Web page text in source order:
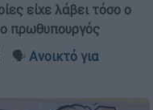
είχε λάβει τόσο ο
ο πρωθυπουργός
┋ 🗣️ Ανοικτό για